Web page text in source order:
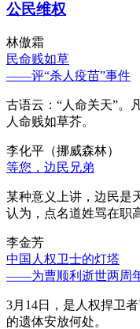
公民维权
林傲霜
民命贱如草
——评“杀人疫苗”事件
古语云：“人命关天”。
人命贱如草芥。
李化平（挪威森林）
等您，边民兄弟
某种意义上讲，边民是
认为，点名道姓骂在职
李金芳
中国人权卫士的灯塔
——为曹顺利逝世两周
3月14日，是人权捍卫
的遗体安放何处。